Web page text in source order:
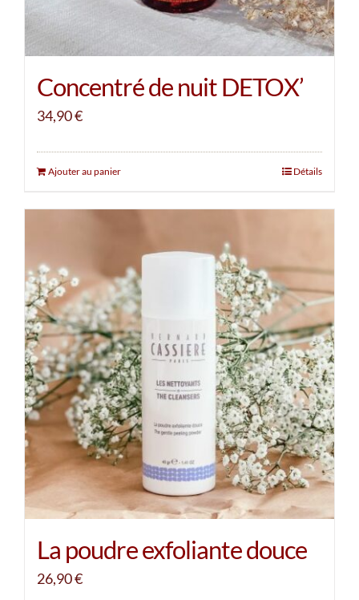
Concentré de nuit DETOX’
34,90€
Ajouter au panier Détails
La poudre exfoliante douce
26,90€